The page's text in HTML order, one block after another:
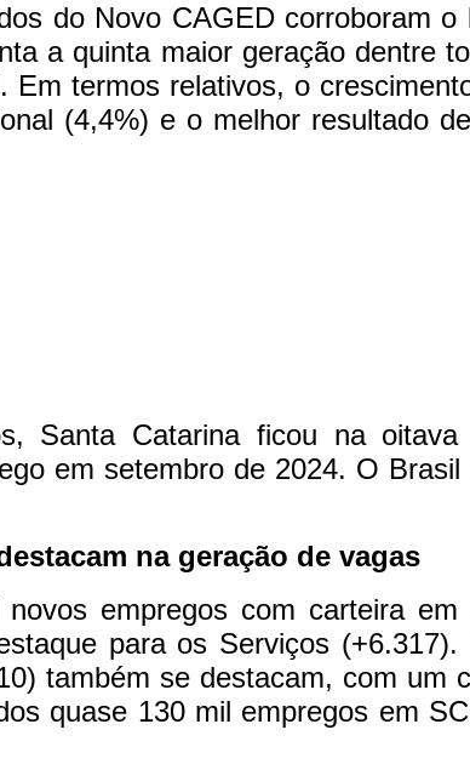
do Novo CAGED corroboram
a quinta maior geração dentre
Em termos relativos, o
(4,4%) e o melhor resultado
Santa Catarina ficou na
em setembro de 2024. O
na geração de vagas
empregos com carteira
para os Serviços
também se destacam, com um
quase 130 mil empregos em